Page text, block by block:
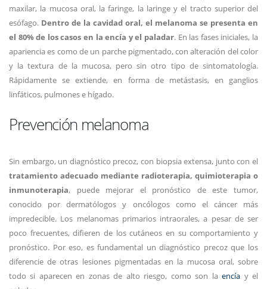
maxilar, la mucosa oral, la faringe, la laringe y el tracto superior del
esófago. Dentro de la cavidad oral, el melanoma se presenta en
el 80% de los casos en la encía y el paladar. En las fases iniciales, la
apariencia es como de un parche pigmentado, con alteración del color
y la textura de la mucosa, pero sin otro tipo de sintomatología.
Rápidamente se extiende, en forma de metástasis, en ganglios
linfáticos, pulmones e hígado.
Prevención melanoma
Sin embargo, un diagnóstico precoz, con biopsia extensa, junto con el
tratamiento adecuado mediante radioterapia, quimioterapia o
inmunoterapia, puede mejorar el pronóstico de este tumor,
conocido por dermatólogos y oncólogos como el cáncer más
impredecible. Los melanomas primarios intraorales, a pesar de ser
poco frecuentes, difieren de los cutáneos en su comportamiento y
pronóstico. Por eso, es fundamental un diagnóstico precoz que los
diferencie de otras lesiones pigmentadas en la mucosa oral, sobre
todo si aparecen en zonas de alto riesgo, como son laencía y el